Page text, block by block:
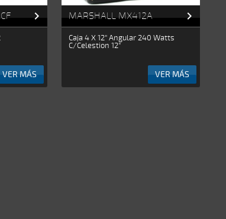

VER MÁS
MARSHALL MX412A 
Caja 4 X 12" Angular 240 Watts
C/Celestion 12"
VER MÁS